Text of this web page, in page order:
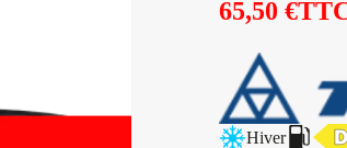
65,50€
Hiver